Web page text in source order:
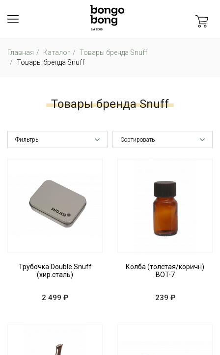
Главная Каталог
Товары бренда Snuff
Товары бренда Snuff
Товары бренда Snuff
Фильтры Сортировать
Трубочка Double Snuff
(хир.сталь)
2 499 ₽
Колба (толстая/коричн)
BOT-7
239 ₽